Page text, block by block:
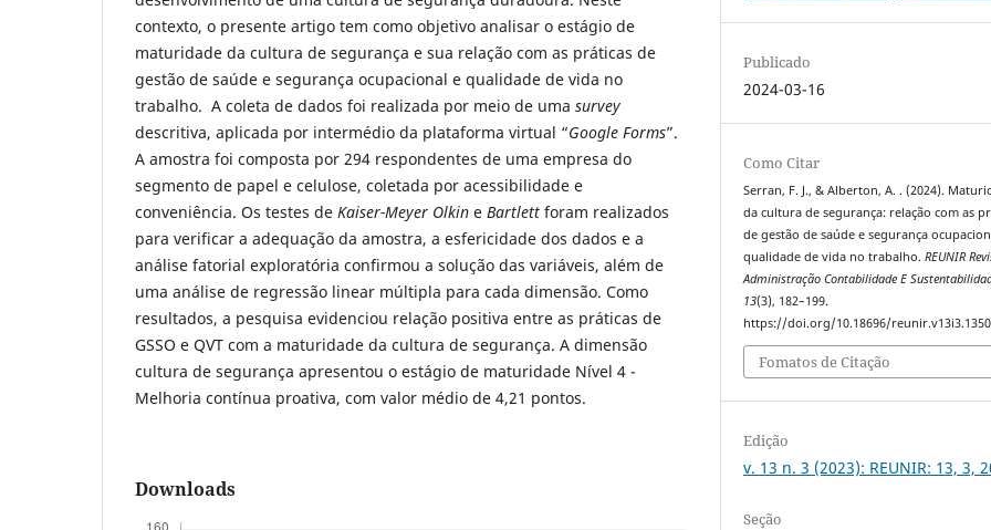
contexto, o presente artigo tem como objetivo analisar o estágio de
maturidade da cultura de segurança e sua relação com as práticas de
gestão de saúde e segurança ocupacional e qualidade de vida no
trabalho. A coleta de dados foi realizada por meio de uma survey
descritiva, aplicada por intermédio da plataforma virtual “Google Forms”.
A amostra foi composta por 294 respondentes de uma empresa do
segmento de papel e celulose, coletada por acessibilidade e
conveniência. Os testes de Kaiser-Meyer Olkin e Bartlett foram realizados
para verificar a adequação da amostra, a esfericidade dos dados e a
análise fatorial exploratória confirmou a solução das variáveis, além de
uma análise de regressão linear múltipla para cada dimensão. Como
resultados, a pesquisa evidenciou relação positiva entre as práticas de
GSSO e QVT com a maturidade da cultura de segurança. A dimensão
cultura de segurança apresentou o estágio de maturidade Nível 4 -
Melhoria contínua proativa, com valor médio de 4,21 pontos.
Downloads
Publicado
2024-03-16
Como Citar
Serran, F. J., & Alberton, A. . (2024).
da cultura de segurança: relação com as
de gestão de saúde e segurança
qualidade de vida no trabalho.REUNIR
Administração Contabilidade E
13(3), 182–199.
https://doi.org/10.18696/reunir.v13i3.1350
Fomatos de Citação
Edição
v. 13 n. 3 (2023): REUNIR: 13, 3,
Seção